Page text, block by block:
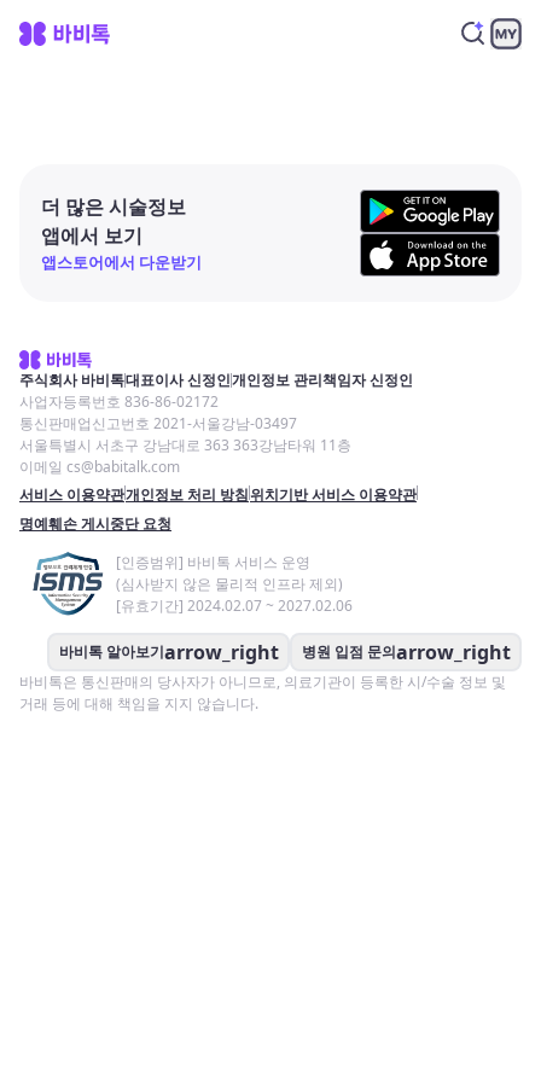
더 많은 시술정보
앱에서 보기
앱스토어에서 다운받기
주식회사 바비톡대표이사 신정인개인정보 관리책임자 신정인
사업자등록번호 836-86-02172
통신판매업신고번호 2021-서울강남-03497
서울특별시 서초구 강남대로 363 363강남타워 11층
이메일 cs@babitalk.com
서비스 이용약관개인정보 처리 방침위치기반 서비스 이용약관
명예훼손 게시중단 요청
[인증범위] 바비톡 서비스 운영
(심사받지 않은 물리적 인프라 제외)
[유효기간] 2024.02.07 ~ 2027.02.06
바비톡 알아보기arrow_right 병원 입점 문의arrow_right
바비톡은 통신판매의 당사자가 아니므로, 의료기관이 등록한 시/수술 정보 및
거래 등에 대해 책임을 지지 않습니다.